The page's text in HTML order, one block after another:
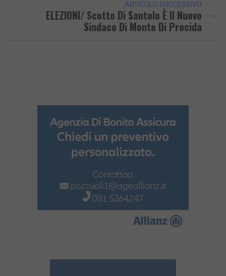
ARTICOLO SUCCESSIVO
ELEZIONI/ Scotto Di Santolo È Il Nuovo
Sindaco Di Monte Di Procida